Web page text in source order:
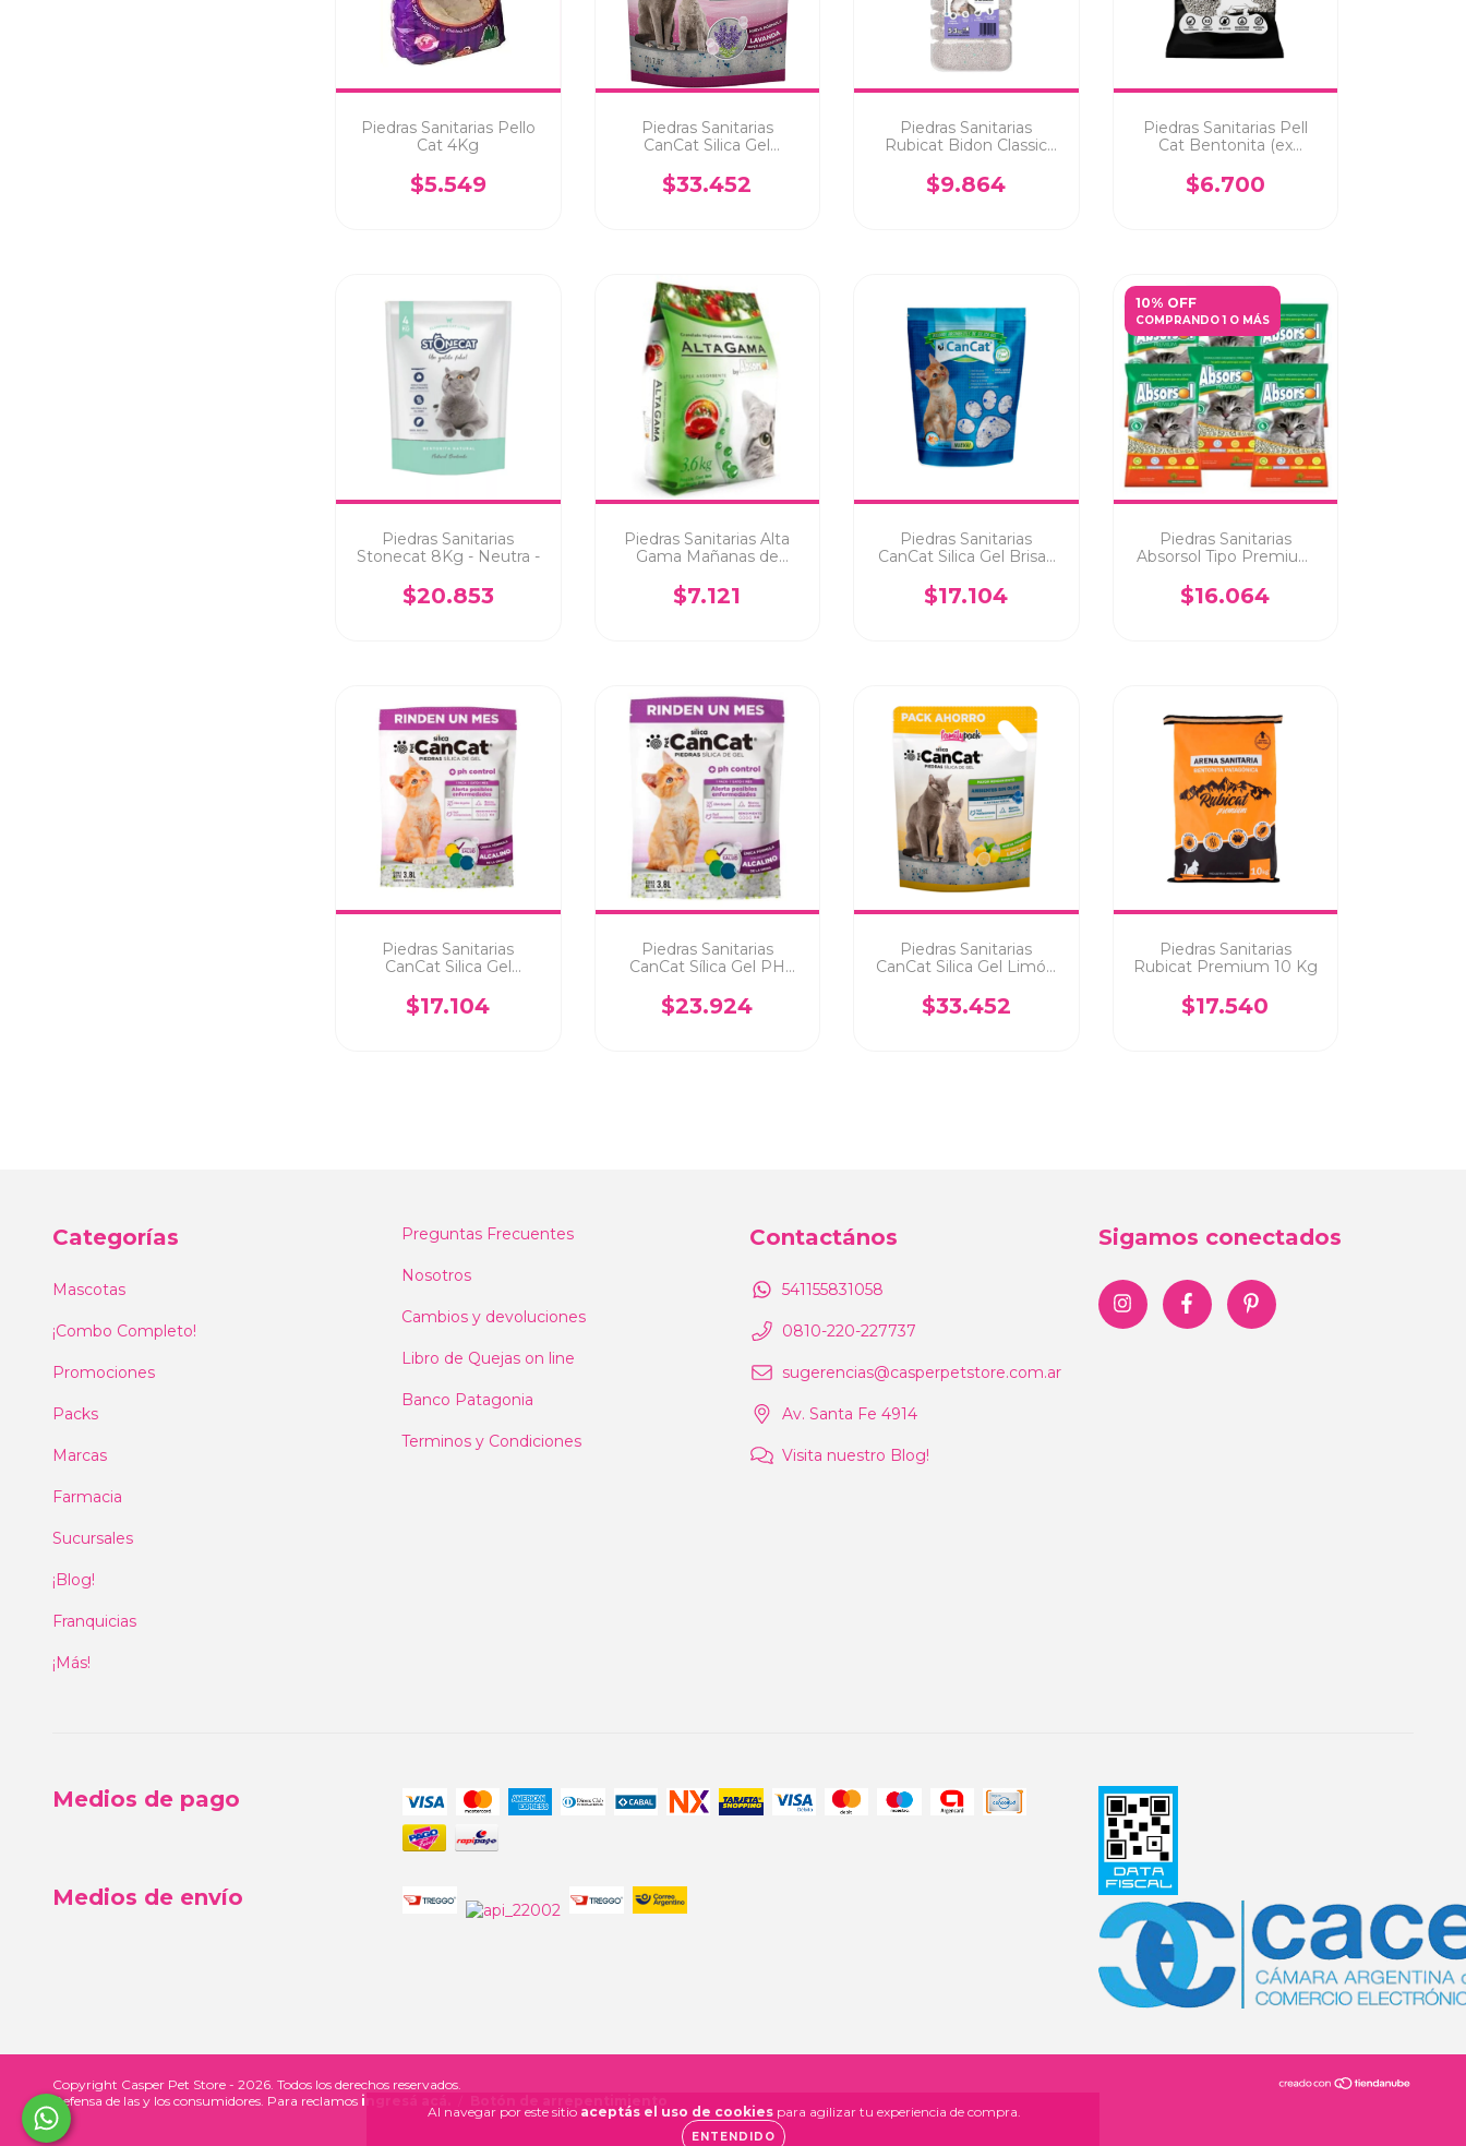
Al navegar por este sitio aceptás el uso de cookies para agilizar tu experiencia de compra.
ENTENDIDO
Piedras Sanitarias Pello
Cat 4Kg
$5.549
Piedras Sanitarias
CanCat Silica Gel
$33.452
Piedras Sanitarias
Rubicat Bidon Classic
$9.864
Piedras Sanitarias Pell
Cat Bentonita (ex
$6.700
Piedras Sanitarias
Stonecat 8Kg - Neutra -
$20.853
Piedras Sanitarias Alta
Gama Mañanas de
$7.121
Piedras Sanitarias
CanCat Silica Gel Brisas
$17.104
10% OFF
COMPRANDO 1 O MÁS
Piedras Sanitarias
Absorsol Tipo Premium
$16.064
Piedras Sanitarias
CanCat Silica Gel
$17.104
Piedras Sanitarias
CanCat Sílica Gel PH
$23.924
Piedras Sanitarias
CanCat Silica Gel Limón
$33.452
Piedras Sanitarias
Rubicat Premium 10 Kg
$17.540
Categorías
Mascotas
¡Combo Completo!
Promociones
Packs
Marcas
Farmacia
Sucursales
¡Blog!
Franquicias
¡Más!
Preguntas Frecuentes
Nosotros
Cambios y devoluciones
Libro de Quejas on line
Banco Patagonia
Terminos y Condiciones
Contactános
541155831058
0810-220-227737
sugerencias@casperpetstore.com.ar
Av. Santa Fe 4914
Visita nuestro Blog!
Sigamos conectados
Medios de pago
Medios de envío
Copyright Casper Pet Store - 2026. Todos los derechos reservados.
Defensa de las y los consumidores. Para reclamos ingresá acá.